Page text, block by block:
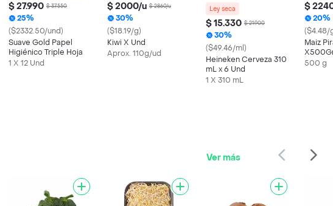
$ 27.990 $ 37.550
25%
($2332.50/und)
Suave Gold Papel
Higiénico Triple Hoja
1 X 12 Und
$ 2000/u $ 2860/u
30%
($18.19/g)
Kiwi X Und
Aprox. 110g/ud
Ley seca
$ 15.330 $ 21.900
30%
($49.46/ml)
Heineken Cerveza 310
mL x 6 Und
1 X 310 mL
$
20%
($4.48/
Maiz
500 g
Ver más